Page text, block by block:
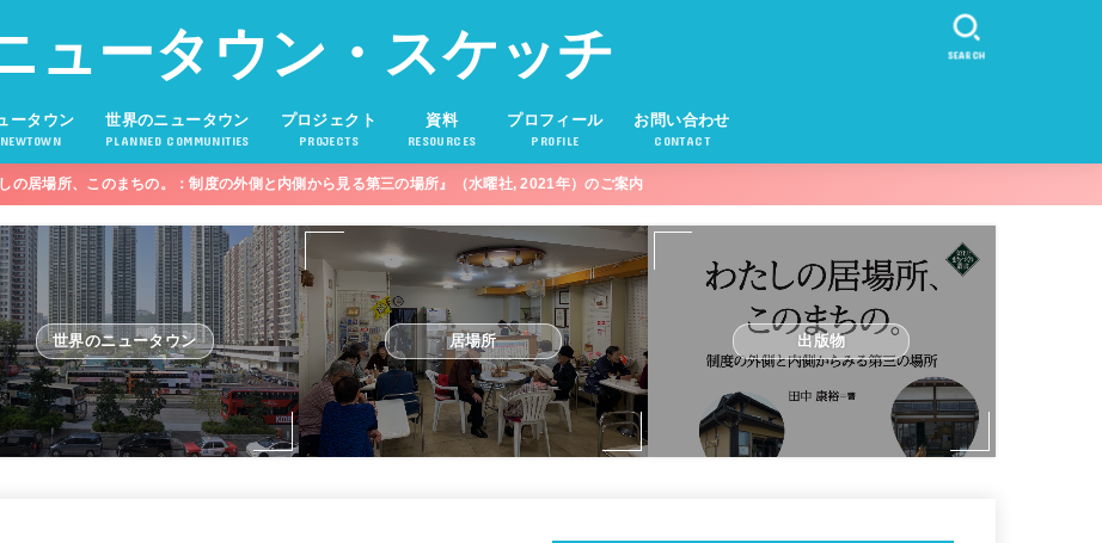
ュータウン・スケッチ
ータウン 世界のニュータウン
PLANNED COMMUNITIES
プロジェクト
PROJECTS
資料
RESOURCES
プロフィール
PROFILE
お問い合わせ
CONTACT
SEARCH
しの居場所、このまちの。：制度の外側と内側から見る第三の場所』（水曜社, 2021年）のご案内
世界のニュータウン 居場所 出版物